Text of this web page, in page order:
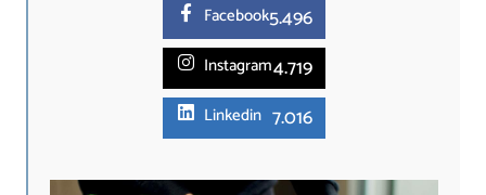
Facebook5.496
Instagram4.719
Linkedin 7.016